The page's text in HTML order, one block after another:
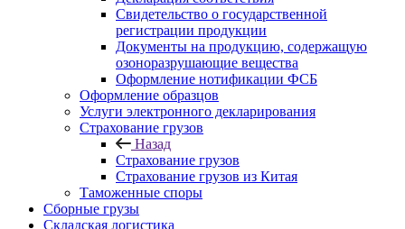
Свидетельство о государственной
регистрации продукции
Документы на продукцию, содержащую
озоноразрушающие вещества
Оформление нотификации ФСБ
Оформление образцов
Услуги электронного декларирования
Страхование грузов
Назад
Страхование грузов
Страхование грузов из Китая
Таможенные споры
Сборные грузы
Складская логистика